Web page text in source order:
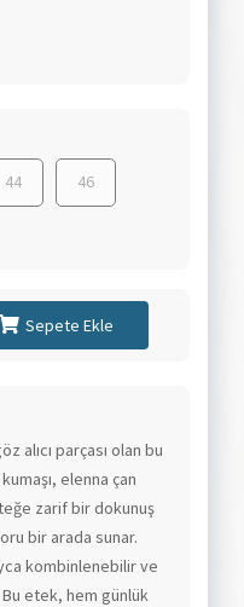
44 46
Sepete Ekle
alıcı parçası olan bu
elenna çan
zarif bir dokunuş
bir arada sunar.
kombinlenebilir ve
Bu etek, hem günlük